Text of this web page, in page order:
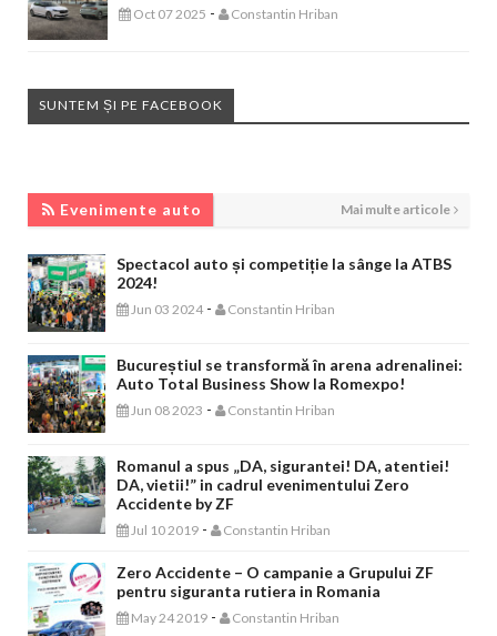
Oct 07 2025 - Constantin Hriban
SUNTEM ȘI PE FACEBOOK
Evenimente auto Mai multe articole
Spectacol auto și competiție la sânge la ATBS
2024!
Jun 03 2024 - Constantin Hriban
Bucureștiul se transformă în arena adrenalinei:
Auto Total Business Show la Romexpo!
Jun 08 2023 - Constantin Hriban
Romanul a spus „DA, sigurantei! DA, atentiei!
DA, vietii!” in cadrul evenimentului Zero
Accidente by ZF
Jul 10 2019 - Constantin Hriban
Zero Accidente – O campanie a Grupului ZF
pentru siguranta rutiera in Romania
May 24 2019 - Constantin Hriban